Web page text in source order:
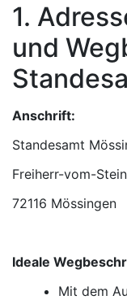
1.
und
Anschrift:
Standesamt
72116 Mössingen
Ideale
Mit dem